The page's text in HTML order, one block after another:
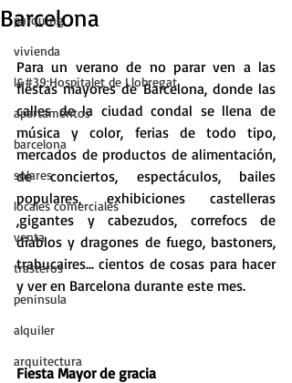
parquing
vivienda
l&#39;Hospitalet de Llobregat
apartamentos
barcelona
solares
locales comerciales
venta
trasteros
peninsula
alquiler
arquitectura
Barcelona
Para un verano de no parar ven a las
fiestas mayores de Barcelona, donde las
calles de la ciudad condal se llena de
música y color, ferias de todo tipo,
mercados de productos de alimentación,
de conciertos, espectáculos, bailes
populares, exhibiciones castelleras
,gigantes y cabezudos, correfocs de
diablos y dragones de fuego, bastoners,
trabucaires... cientos de cosas para hacer
y ver en Barcelona durante este mes.
Fiesta Mayor de gracia